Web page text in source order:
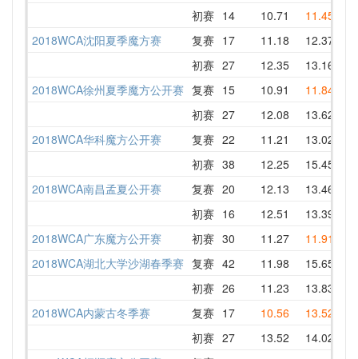
初赛 14 10.71 11.45
2018WCA沈阳夏季魔方赛 复赛 17 11.18 12.37
初赛 27 12.35 13.16
2018WCA徐州夏季魔方公开赛 复赛 15 10.91 11.84
初赛 27 12.08 13.62
2018WCA华科魔方公开赛 复赛 22 11.21 13.02
初赛 38 12.25 15.45
2018WCA南昌孟夏公开赛 复赛 20 12.13 13.46
初赛 16 12.51 13.39
2018WCA广东魔方公开赛 初赛 30 11.27 11.91
2018WCA湖北大学沙湖春季赛 复赛 42 11.98 15.65
初赛 26 11.23 13.83
2018WCA内蒙古冬季赛 复赛 17 10.56 13.52
初赛 27 13.52 14.02